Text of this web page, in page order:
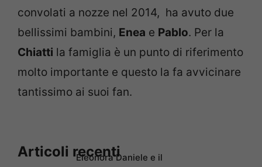
convolati a nozze nel 2014, ha avuto due
bellissimi bambini, Enea e Pablo. Per la
Chiatti la famiglia è un punto di riferimento
molto importante e questo la fa avvicinare
tantissimo ai suoi fan.
Articoli recentiEleonora Daniele e il